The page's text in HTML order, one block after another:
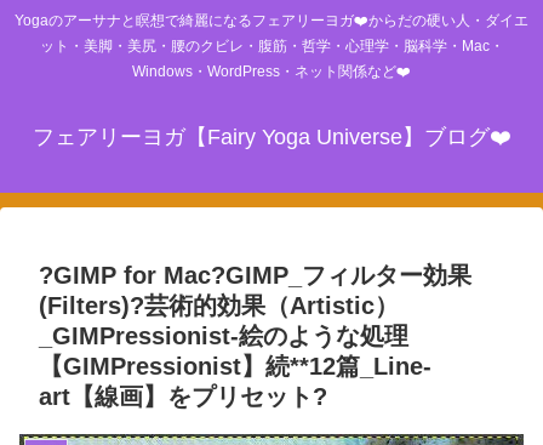
Yogaのアーサナと瞑想で綺麗になるフェアリーヨガ❤️からだの硬い人・ダイエ
ット・美脚・美尻・腰のクビレ・腹筋・哲学・心理学・脳科学・Mac・
Windows・WordPress・ネット関係など❤️
フェアリーヨガ【Fairy Yoga Universe】ブログ❤️
?GIMP for Mac?GIMP_フィルター効果
(Filters)?芸術的効果（Artistic）
_GIMPressionist-絵のような処理
【GIMPressionist】続**12篇_Line-
art【線画】をプリセット?